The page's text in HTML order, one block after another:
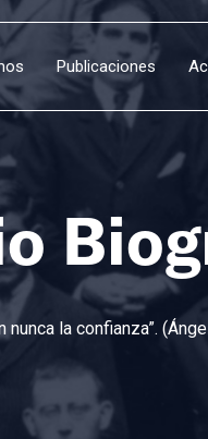
Publicaciones
la confianza”.